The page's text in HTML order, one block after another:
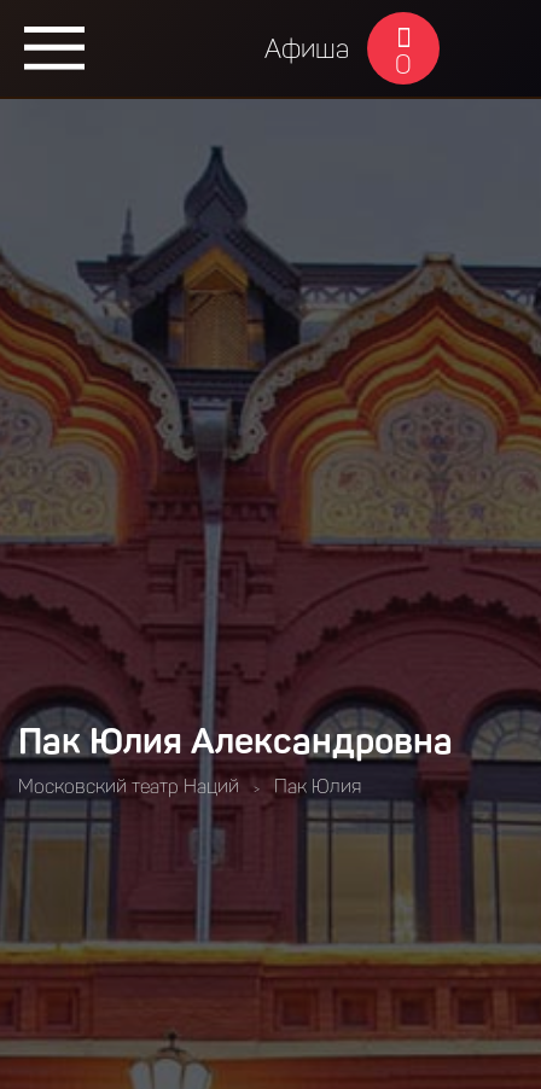
Афиша 0
Пак Юлия Александровна
Московский театр Наций > Пак Юлия